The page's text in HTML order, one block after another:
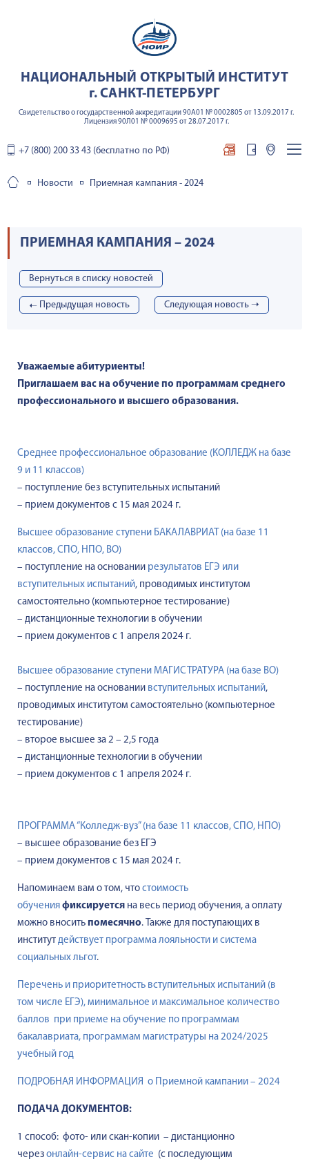
НАЦИОНАЛЬНЫЙ ОТКРЫТЫЙ ИНСТИТУТ
г. САНКТ-ПЕТЕРБУРГ
Свидетельство о государственной аккредитации 90А01 № 0002805 от 13.09.2017 г.
Лицензия 90Л01 № 0009695 от 28.07.2017 г.
+7 (800) 200 33 43 (бесплатно по РФ)
Новости Приемная кампания - 2024
ПРИЕМНАЯ КАМПАНИЯ – 2024
Вернуться в списку новостей
➝ Предыдущая новость Cледующая новость ➝
Уважаемые абитуриенты!
Приглашаем вас на обучение по программам среднего
профессионального и высшего образования.
Среднее профессиональное образование (КОЛЛЕДЖ на базе
9 и 11 классов)
– поступление без вступительных испытаний
– прием документов с 15 мая 2024 г.
Высшее образование ступени БАКАЛАВРИАТ (на базе 11
классов, СПО, НПО, ВО)
– поступление на основании результатов ЕГЭ или
вступительных испытаний, проводимых институтом
самостоятельно (компьютерное тестирование)
– дистанционные технологии в обучении
– прием документов с 1 апреля 2024 г.
Высшее образование ступени МАГИСТРАТУРА (на базе ВО)
– поступление на основании вступительных испытаний,
проводимых институтом самостоятельно (компьютерное
тестирование)
– второе высшее за 2 – 2,5 года
– дистанционные технологии в обучении
– прием документов с 1 апреля 2024 г.
ПРОГРАММА “Колледж-вуз” (на базе 11 классов, СПО, НПО)
– высшее образование без ЕГЭ
– прием документов с 15 мая 2024 г.
Напоминаем вам о том, что стоимость
обучения фиксируется на весь период обучения, а оплату
можно вносить помесячно. Также для поступающих в
институт действует программа лояльности и система
социальных льгот.
Перечень и приоритетность вступительных испытаний (в
том числе ЕГЭ), минимальное и максимальное количество
баллов при приеме на обучение по программам
бакалавриата, программам магистратуры на 2024/2025
учебный год
ПОДРОБНАЯ ИНФОРМАЦИЯ о Приемной кампании – 2024
ПОДАЧА ДОКУМЕНТОВ:
1 способ: фото- или скан-копии – дистанционно
через онлайн-сервис на сайте (с последующим